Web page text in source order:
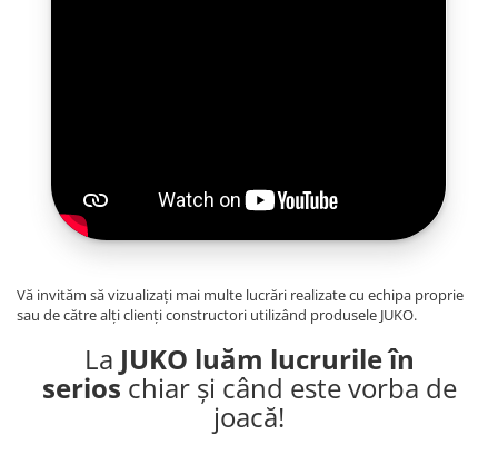
Vă invităm să vizualizați mai multe lucrări realizate cu echipa proprie
sau de către alți clienți constructori utilizând produsele JUKO.
La JUKO luăm lucrurile în
serios chiar și când este vorba de
joacă!